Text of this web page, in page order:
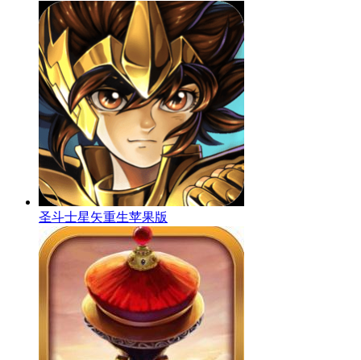
圣斗士星矢重生苹果版